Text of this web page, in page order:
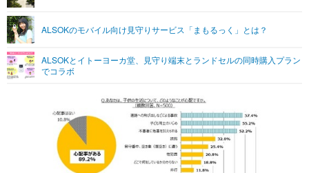
グラビア ブログ
ショッピング その他
プッシュ通知の停止方法
ALSOKのモバイル向け見守りサービス「まもるっく」とは？
ALSOKとイトーヨーカ堂、見守り端末とランドセルの同時購入プラン
でコラボ